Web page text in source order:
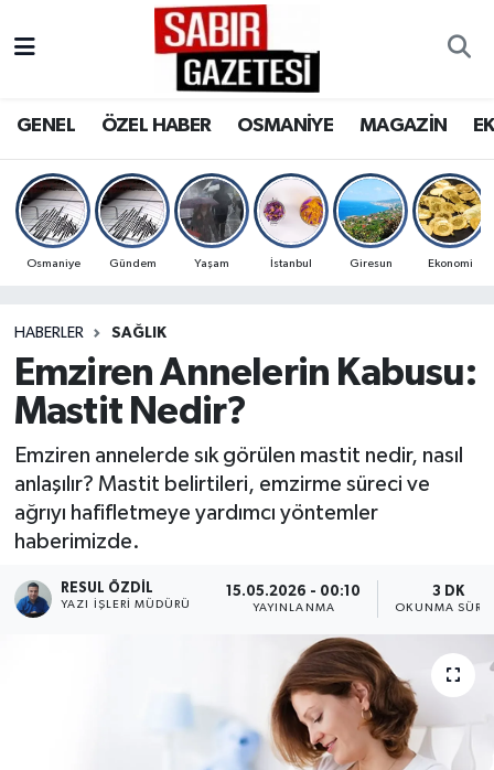
GENEL ÖZEL HABER OSMANİYE MAGAZİN
Osmaniye Gündem Yaşam İstanbul Giresun Ekonomi
HABERLER SAĞLIK
Emziren Annelerin Kabusu:
Mastit Nedir?
Emziren annelerde sık görülen mastit nedir, nasıl
anlaşılır? Mastit belirtileri, emzirme süreci ve
ağrıyı hafifletmeye yardımcı yöntemler
haberimizde.
RESUL ÖZDIL
YAZI İŞLERI MÜDÜRÜ
15.05.2026 - 00:10
YAYINLANMA
3 DK
OKUNMA
OSMANİYE
MAGAZİN
SPOR
RESMİ İLANLAR
Osmaniye Nöbetçi Eczaneler
Osmaniye Trafik Yoğunluk Haritası
Süper Lig Puan Durumu ve Fikstür
Son Dakika Haberleri
Haber Arşivi